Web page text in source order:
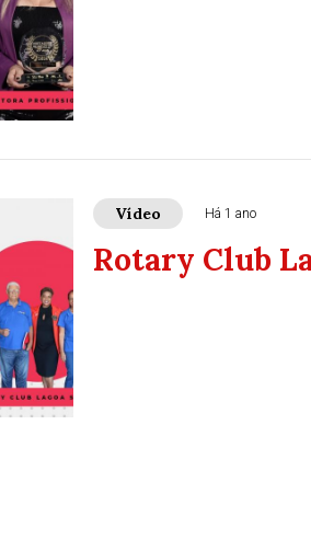
Vídeo Há 1 ano
Rotary Club